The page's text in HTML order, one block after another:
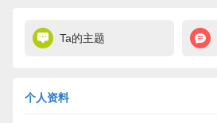
Ta的主题
个人资料